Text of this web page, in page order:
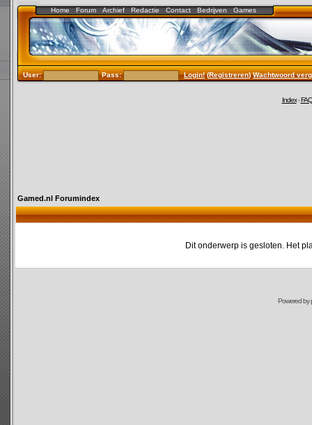
Home Forum Archief Redactie Contact Bedrijven Games
User: Pass: Login!(Registreren)Wachtwoord
Index-FAQ
Gamed.nl Forumindex
Dit onderwerp is gesloten. Het
Powered by